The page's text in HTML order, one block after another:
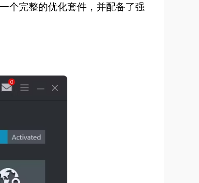
个完整的优化套件，并配备了强